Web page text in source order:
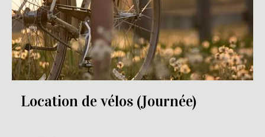
Location de vélos (Journée)